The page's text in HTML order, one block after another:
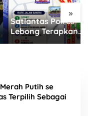
»
Polres
Terapkan
Lalu Lintas
Putih se
Terpilih Sebagai